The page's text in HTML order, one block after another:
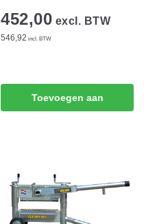
452,00 excl. BTW
546,92 incl. BTW
Toevoegen aan